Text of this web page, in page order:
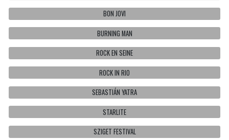
BON JOVI
BURNING MAN
ROCK EN SEINE
ROCK IN RIO
SEBASTIÁN YATRA
STARLITE
SZIGET FESTIVAL